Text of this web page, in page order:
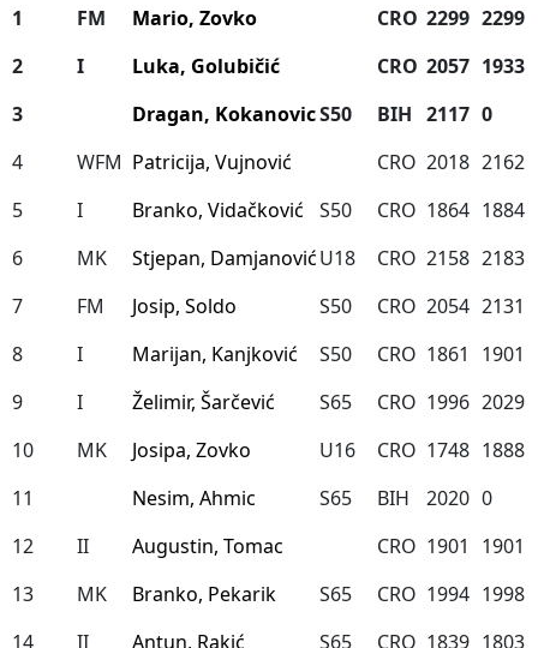
1
FM Mario, Zovko CRO 2299 2299
2
I Luka, Golubičić CRO 2057 1933
3
Dragan, KokanovicS50 BIH 2117 0
4
WFM Patricija, Vujnović CRO 2018 2162
5
I Branko, Vidačković S50 CRO 1864 1884
6
MK Stjepan, DamjanovićU18 CRO 2158 2183
7
FM Josip, Soldo S50 CRO 2054 2131
8
I Marijan, Kanjković S50 CRO 1861
1901
9
I Želimir, Šarčević S65 CRO 1996 2029
10
MK Josipa, Zovko U16 CRO 1748 1888
11
Nesim, Ahmic S65 BIH 2020 0
12
II Augustin, Tomac CRO 1901
1901
13
MK Branko, Pekarik S65 CRO 1994 1998
14
II Antun, Rakić S65 CRO 1839 1803